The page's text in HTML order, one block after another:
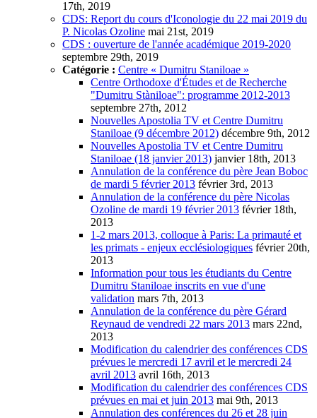
17th, 2019
CDS: Report du cours d'Iconologie du 22 mai 2019 du
P. Nicolas Ozoline mai 21st, 2019
CDS : ouverture de l'année académique 2019-2020
septembre 29th, 2019
Catégorie : Centre « Dumitru Staniloae »
Centre Orthodoxe d'Études et de Recherche
"Dumitru Stàniloae": programme 2012-2013
septembre 27th, 2012
Nouvelles Apostolia TV et Centre Dumitru
Staniloae (9 décembre 2012) décembre 9th, 2012
Nouvelles Apostolia TV et Centre Dumitru
Staniloae (18 janvier 2013) janvier 18th, 2013
Annulation de la conférence du père Jean Boboc
de mardi 5 février 2013 février 3rd, 2013
Annulation de la conférence du père Nicolas
Ozoline de mardi 19 février 2013 février 18th,
2013
1-2 mars 2013, colloque à Paris: La primauté et
les primats - enjeux ecclésiologiques février 20th,
2013
Information pour tous les étudiants du Centre
Dumitru Staniloae inscrits en vue d'une
validation mars 7th, 2013
Annulation de la conférence du père Gérard
Reynaud de vendredi 22 mars 2013 mars 22nd,
2013
Modification du calendrier des conférences CDS
prévues le mercredi 17 avril et le mercredi 24
avril 2013 avril 16th, 2013
Modification du calendrier des conférences CDS
prévues en mai et juin 2013 mai 9th, 2013
Annulation des conférences du 26 et 28 juin